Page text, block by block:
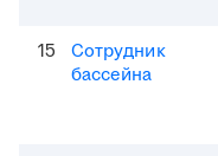
15
Сотрудник
бассейна